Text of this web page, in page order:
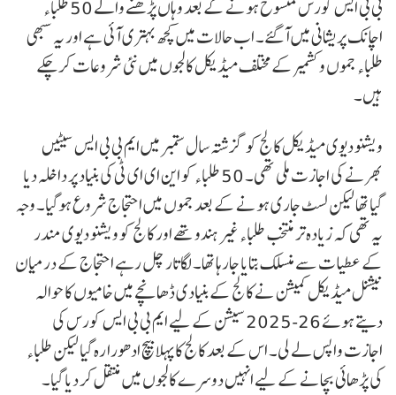
بی بی ایس کورس منسوخ ہونے کے بعد وہاں پڑھنے والے 50 طلباء
اچانک پریشانی میں آگئے۔ اب حالات میں کچھ بہتری آئی ہے اور یہ سبھی
طلباء جموں و کشمیر کے مختلف میڈیکل کالجوں میں نئی شروعات کرچکے
ہیں۔
ویشنو دیوی میڈیکل کالج کو گزشتہ سال ستمبر میں ایم بی بی ایس سیٹیں
بھرنے کی اجازت ملی تھی۔ 50 طلباء کو این ای ای ٹی کی بنیاد پر داخلہ دیا
گیا تھا لیکن لسٹ جاری ہونے کے بعد جموں میں احتجاج شروع ہوگیا۔ وجہ
یہ تھی کہ زیادہ تر منتخب طلباء غیر ہندو تھے اور کالج کو ویشنو دیوی مندر
کے عطیات سے منسلک بتایا جارہا تھا۔ لگاتار چل رہے احتجاج کے درمیان
نیشنل میڈیکل کمیشن نے کالج کے بنیادی ڈھانچے میں خامیوں کا حوالہ
دیتے ہوئے 26-2025 سیشن کے لیے ایم بی بی ایس کورس کی
اجازت واپس لے لی۔ اس کے بعد کالج کا پہلا بیچ ادھورا رہ گیا لیکن طلباء
کی پڑھائی بچانے کے لیے انہیں دوسرے کالجوں میں منتقل کر دیا گیا۔